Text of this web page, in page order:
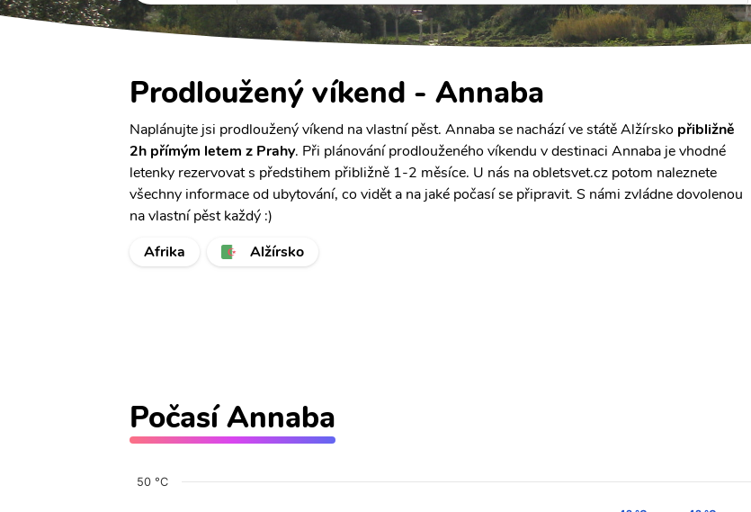
Prodloužený víkend - Annaba
Naplánujte jsi prodloužený víkend na vlastní pěst. Annaba se nachází ve státě Alžírsko přibližně
2h přímým letem z Prahy. Při plánování prodlouženého víkendu v destinaci Annaba je vhodné
letenky rezervovat s předstihem přibližně 1-2 měsíce. U nás na obletsvet.cz potom naleznete
všechny informace od ubytování, co vidět a na jaké počasí se připravit. S námi zvládne dovolenou
na vlastní pěst každý :)
Afrika
Alžírsko
Počasí Annaba
50 °C